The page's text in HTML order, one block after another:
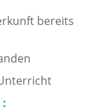
bereits